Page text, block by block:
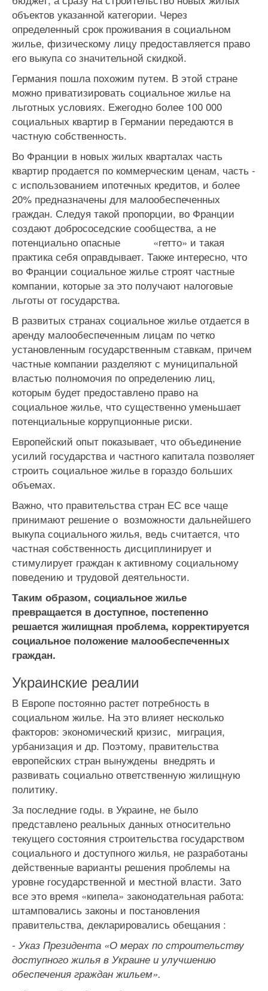
объектов указанной категории. Через
определенный срок проживания в социальном
жилье, физическому лицу предоставляется право
его выкупа со значительной скидкой.
Германия пошла похожим путем. В этой стране
можно приватизировать социальное жилье на
льготных условиях. Ежегодно более 100 000
социальных квартир в Германии передаются в
частную собственность.
Во Франции в новых жилых кварталах часть
квартир продается по коммерческим ценам, часть -
с использованием ипотечных кредитов, и более
20% предназначены для малообеспеченных
граждан. Следуя такой пропорции, во Франции
создают добрососедские сообщества, а не
потенциально опасные «гетто» и такая
практика себя оправдывает. Также интересно, что
во Франции социальное жилье строят частные
компании, которые за это получают налоговые
льготы от государства.
В развитых странах социальное жилье отдается в
аренду малообеспеченным лицам по четко
установленным государственным ставкам, причем
частные компании разделяют с муниципальной
властью полномочия по определению лиц,
которым будет предоставлено право на
социальное жилье, что существенно уменьшает
потенциальные коррупционные риски.
Европейский опыт показывает, что объединение
усилий государства и частного капитала позволяет
строить социальное жилье в гораздо больших
объемах.
Важно, что правительства стран ЕС все чаще
принимают решение о возможности дальнейшего
выкупа социального жилья, ведь считается, что
частная собственность дисциплинирует и
стимулирует граждан к активному социальному
поведению и трудовой деятельности.
Таким образом, социальное жилье
превращается в доступное, постепенно
решается жилищная проблема, корректируется
социальное положение малообеспеченных
граждан.
Украинские реалии
В Европе постоянно растет потребность в
социальном жилье. На это влияет несколько
факторов: экономический кризис, миграция,
урбанизация и др. Поэтому, правительства
европейских стран вынуждены внедрять и
развивать социально ответственную жилищную
политику.
За последние годы. в Украине, не было
представлено реальных данных относительно
текущего состояния строительства государством
социального и доступного жилья, не разработаны
действенные варианты решения проблемы на
уровне государственной и местной власти. Зато
все это время «кипела» законодательная работа:
штамповались законы и постановления
правительства, декларировались обещания :
- Указ Президента «О мерах по строительству
доступного жилья в Украине и улучшению
обеспечения граждан жильем».